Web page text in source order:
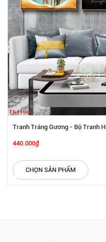
Tranh Tráng Gương - Bộ Tranh
440.000₫
CHỌN SẢN PHẨM